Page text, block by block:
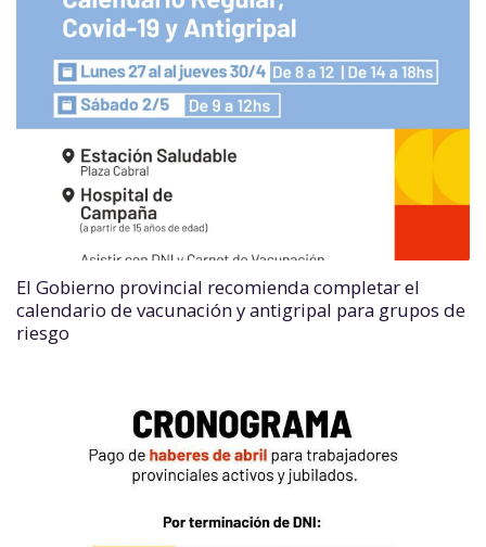
El Gobierno provincial recomienda completar el
calendario de vacunación y antigripal para grupos de
riesgo